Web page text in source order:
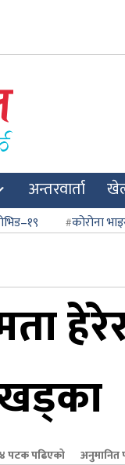
अन्तरवार्ता
कोरोना
खड्का
पटक पढिएको अनुमानित